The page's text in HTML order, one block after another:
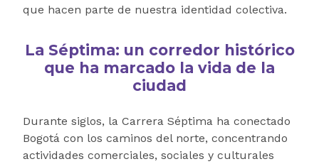
que hacen parte de nuestra identidad colectiva.
La Séptima: un corredor histórico
que ha marcado la vida de la
ciudad
Durante siglos, la Carrera Séptima ha conectado
Bogotá con los caminos del norte, concentrando
actividades comerciales, sociales y culturales